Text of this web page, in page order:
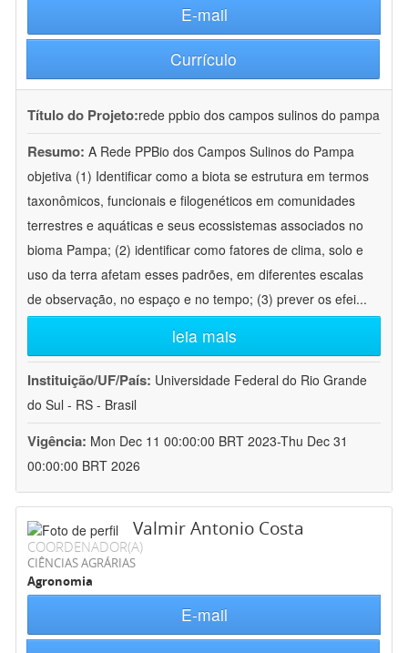
E-mail
Currículo
Título do Projeto:rede ppbio dos campos sulinos do pampa
Resumo: A Rede PPBio dos Campos Sulinos do Pampa
objetiva (1) Identificar como a biota se estrutura em termos
taxonômicos, funcionais e filogenéticos em comunidades
terrestres e aquáticas e seus ecossistemas associados no
bioma Pampa; (2) identificar como fatores de clima, solo e
uso da terra afetam esses padrões, em diferentes escalas
de observação, no espaço e no tempo; (3) prever os efei...
leia mais
Instituição/UF/País: Universidade Federal do Rio Grande
do Sul - RS - Brasil
Vigência: Mon Dec 11 00:00:00 BRT 2023-Thu Dec 31
00:00:00 BRT 2026
Valmir Antonio Costa
COORDENADOR(A)
CIÊNCIAS AGRÁRIAS
Agronomia
E-mail